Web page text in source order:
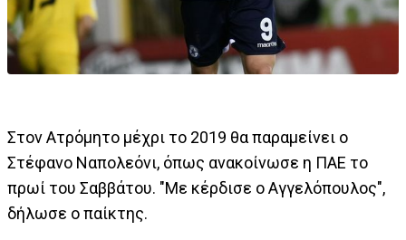
Στον Ατρόμητο μέχρι το 2019 θα παραμείνει ο
Στέφανο Ναπολεόνι, όπως ανακοίνωσε η ΠΑΕ το
πρωί του Σαββάτου. "Με κέρδισε ο Αγγελόπουλος",
δήλωσε ο παίκτης.